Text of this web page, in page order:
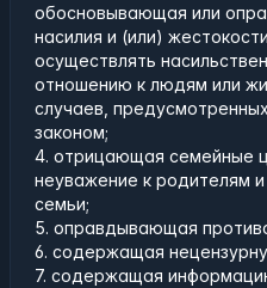
обосновывающая или
насилия и (или)
осуществлять
отношению к людям или
случаев,
законом;
4. отрицающая семейные
неуважение к родителям
семьи;
5. оправдывающая
6. содержащая
7. содержащая